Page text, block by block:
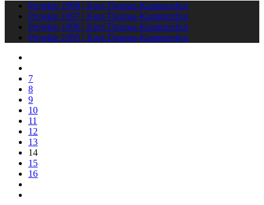
Projekte 1998 | Kurt-Thomas-Kammerchor
Projekte 1997 | Kurt-Thomas-Kammerchor
Projekte 1996 | Kurt-Thomas-Kammerchor
Projekte 1995 | Kurt-Thomas-Kammerchor
7
8
9
10
11
12
13
14
15
16